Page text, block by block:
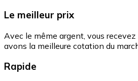
Le meilleur prix
Avec le même argent, vous recevez
avons la meilleure cotation du
Rapide